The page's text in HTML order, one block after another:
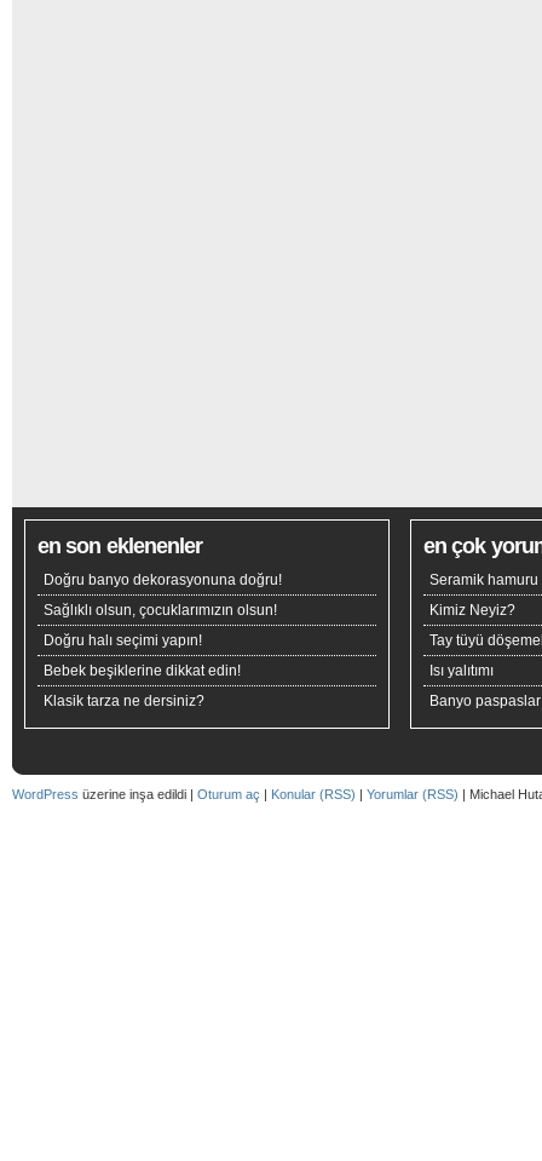
en son eklenenler
Doğru banyo dekorasyonuna doğru!
Sağlıklı olsun, çocuklarımızın olsun!
Doğru halı seçimi yapın!
Bebek beşiklerine dikkat edin!
Klasik tarza ne dersiniz?
en çok
Seramik hamuru
Kimiz Neyiz?
Tay tüyü
Isı yalıtımı
Banyo
WordPress üzerine inşa edildi | Oturum aç | Konular (RSS) | Yorumlar (RSS) | Michael